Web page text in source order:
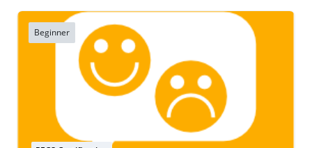
ら３年間有効です。 期限有効なPECS レベル1 インプリ
メンター認定™を お持ちの方はPECS レベル 2 インプリ
メンター認定に進むことができます。 前提条件: 有効な
PECSレベル１インプリメンター認定™修了書 と PECS
レベル２ 知識試験™合格修了書 費用: 70,000 円 (10%
발급일로부터 2년간 유효합니다)가 발급됩니다. 시험 완료
후, 유효한 PECS 레벨 2 지식 인증서를 소지한 개인은
PECS 레벨 2 실습 시연으로 진행할 수 있습니다. 선행 요
건: 지원자는 지난 6개월 이내에 Pyramid Educational
Consultants에서 발급한 PECS 레벨 2 교육 수료증을 소
지하고 유효한 PECS 레벨 1 지식 인증서를 보유해야 합니
다. 수수료: 1인당 $40.00 USD
Beginner